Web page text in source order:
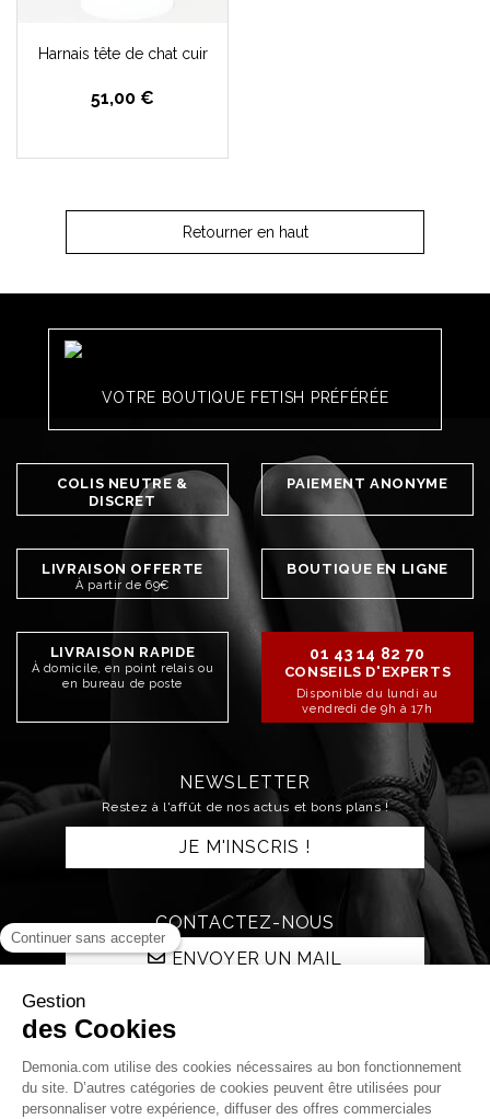
Harnais tête de chat cuir
51,00 €
Retourner en haut
VOTRE BOUTIQUE FETISH PRÉFÉRÉE
COLIS NEUTRE &
DISCRET
PAIEMENT ANONYME
LIVRAISON OFFERTE
À partir de 69€
BOUTIQUE EN LIGNE
LIVRAISON RAPIDE
À domicile, en point relais ou
en bureau de poste
01 43 14 82 70
CONSEILS D'EXPERTS
Disponible du lundi au
vendredi de 9h à 17h
NEWSLETTER
Restez à l'affût de nos actus et bons plans !
JE M'INSCRIS !
CONTACTEZ-NOUS
ENVOYER UN MAIL
RESTONS CONNECTÉS !
Qui sommes nous ? La boutique La nuit Démonia